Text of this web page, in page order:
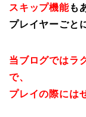
スキップ機能も
プレイヤーごと
当ブログではラ
で、
プレイの際には